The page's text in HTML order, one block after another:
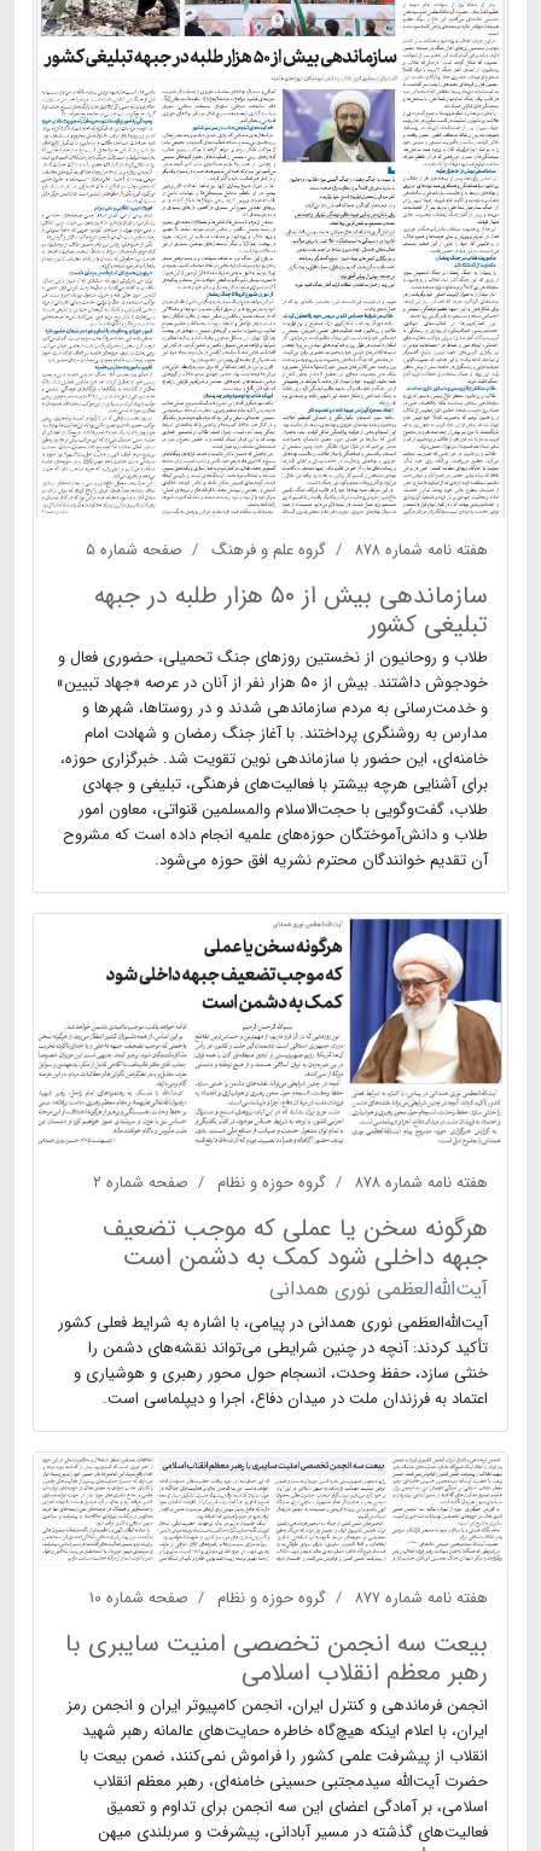
هفته نامه شماره ۸۷۸ گروه علم و فرهنگ صفحه شماره ۵
سازماندهی بیش از ۵۰ هزار طلبه در جبهه
تبلیغی کشور
طلاب و روحانیون از نخستین روزهای جنگ تحمیلی، حضوری فعال و
خودجوش داشتند. بیش از ۵۰ هزار نفر از آنان در عرصه «جهاد تبیین»
و خدمت‌رسانی به مردم سازماندهی شدند و در روستاها، شهرها و
مدارس به روشنگری پرداختند. با آغاز جنگ رمضان و شهادت امام
خامنه‌ای، این حضور با سازماندهی نوین تقویت شد. خبرگزاری حوزه،
برای آشنایی هرچه بیشتر با فعالیت‌های فرهنگی، تبلیغی و جهادی
طلاب، گفت‌وگویی با حجت‌الاسلام والمسلمین قنواتی، معاون امور
طلاب و دانش‌آموختگان حوزه‌های علمیه انجام داده است که مشروح
آن تقدیم خوانندگان محترم نشریه افق حوزه می‌شود.
هفته نامه شماره ۸۷۸ گروه حوزه و نظام صفحه شماره ۲
هرگونه سخن یا عملی که موجب تضعیف
جبهه داخلی شود کمک به دشمن است
آیت‌الله‌العظمی نوری همدانی
آیت‌الله‌العظمی نوری همدانی در پیامی، با اشاره به شرایط فعلی کشور
تأکید کردند: آنچه در چنین شرایطی می‌تواند نقشه‌های دشمن را
خنثی سازد، حفظ وحدت، انسجام حول محور رهبری و هوشیاری و
اعتماد به فرزندان ملت در میدان دفاع، اجرا و دیپلماسی است.
هفته نامه شماره ۸۷۷ گروه حوزه و نظام صفحه شماره ۱۰
بیعت سه انجمن تخصصی امنیت سایبری با
رهبر معظم انقلاب اسلامی
انجمن فرماندهی و کنترل ایران، انجمن کامپیوتر ایران و انجمن رمز
ایران، با اعلام اینکه هیچ‌گاه خاطره حمایت‌های عالمانه رهبر شهید
انقلاب از پیشرفت علمی کشور را فراموش نمی‌کنند، ضمن بیعت با
حضرت آیت‌الله سیدمجتبی حسینی خامنه‌ای، رهبر معظم انقلاب
اسلامی، بر آمادگی اعضای این سه انجمن برای تداوم و تعمیق
فعالیت‌های گذشته در مسیر آبادانی، پیشرفت و سربلندی میهن